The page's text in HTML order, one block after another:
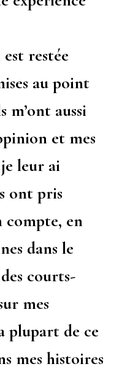
restée
au point
m’ont aussi
et mes
leur ai
ont pris
compte, en
dans le
courts-
mes
plupart de ce
mes histoires